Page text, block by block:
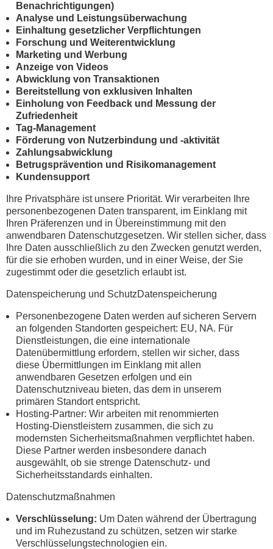
Benachrichtigungen)
Analyse und Leistungsüberwachung
Einhaltung gesetzlicher Verpflichtungen
Forschung und Weiterentwicklung
Marketing und Werbung
Anzeige von Videos
Abwicklung von Transaktionen
Bereitstellung von exklusiven Inhalten
Einholung von Feedback und Messung der
Zufriedenheit
Tag-Management
Förderung von Nutzerbindung und -aktivität
Zahlungsabwicklung
Betrugsprävention und Risikomanagement
Kundensupport
Ihre Privatsphäre ist unsere Priorität. Wir verarbeiten Ihre
personenbezogenen Daten transparent, im Einklang mit
Ihren Präferenzen und in Übereinstimmung mit den
anwendbaren Datenschutzgesetzen. Wir stellen sicher, dass
Ihre Daten ausschließlich zu den Zwecken genutzt werden,
für die sie erhoben wurden, und in einer Weise, der Sie
zugestimmt oder die gesetzlich erlaubt ist.
Datenspeicherung und SchutzDatenspeicherung
Personenbezogene Daten werden auf sicheren Servern
an folgenden Standorten gespeichert: EU, NA. Für
Dienstleistungen, die eine internationale
Datenübermittlung erfordern, stellen wir sicher, dass
diese Übermittlungen im Einklang mit allen
anwendbaren Gesetzen erfolgen und ein
Datenschutzniveau bieten, das dem in unserem
primären Standort entspricht.
Hosting-Partner: Wir arbeiten mit renommierten
Hosting-Dienstleistern zusammen, die sich zu
modernsten Sicherheitsmaßnahmen verpflichtet haben.
Diese Partner werden insbesondere danach
ausgewählt, ob sie strenge Datenschutz- und
Sicherheitsstandards einhalten.
Datenschutzmaßnahmen
Verschlüsselung: Um Daten während der Übertragung
und im Ruhezustand zu schützen, setzen wir starke
Verschlüsselungstechnologien ein.